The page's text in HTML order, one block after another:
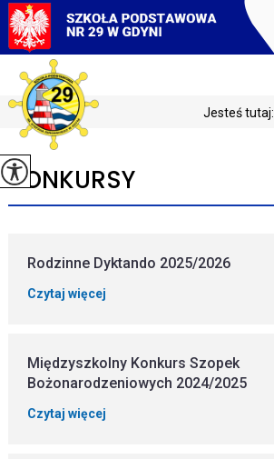
Jesteś tutaj:
KONKURSY
Rodzinne Dyktando 2025/2026
Czytaj więcej
Międzyszkolny Konkurs Szopek
Bożonarodzeniowych 2024/2025
Czytaj więcej